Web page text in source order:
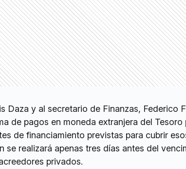
Daza y al secretario de Finanzas, Federico
de pagos en moneda extranjera del Tesoro
de financiamiento previstas para cubrir
se realizará apenas tres días antes del
privados.